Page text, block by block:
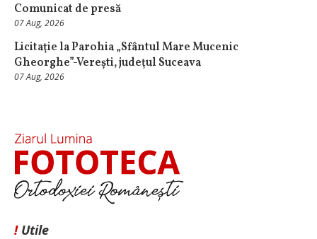
! Utile
Comunicat de presă
07 Aug, 2026
Licitaţie la Parohia „Sfântul Mare Mucenic
Gheorghe”-Verești, judeţul Suceava
07 Aug, 2026